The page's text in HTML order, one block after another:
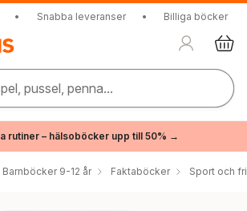
• Snabba leveranser • Billiga böcker
pussel, penna...
rutiner – hälsoböcker upp till 50% →
Barnböcker 9-12 år Faktaböcker Sport och